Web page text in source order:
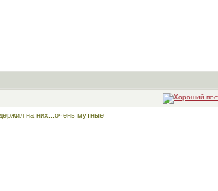
на них...очень мутные